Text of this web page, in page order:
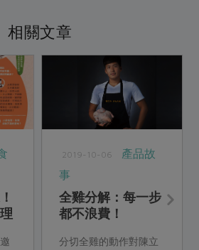
相關文章
2019-10-06
產品故
事
全雞分解：每一步
都不浪費！
分切全雞的動作對陳立